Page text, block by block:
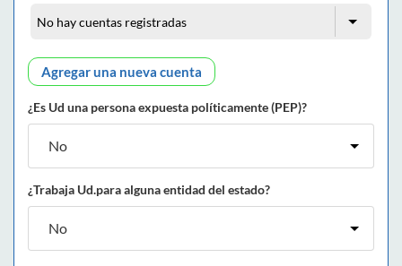
Agregar una nueva cuenta
¿Es Ud una persona expuesta políticamente (PEP)?
¿Trabaja Ud.para alguna entidad del estado?